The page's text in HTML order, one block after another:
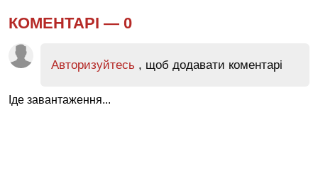
КОМЕНТАРІ — 0
Авторизуйтесь , щоб додавати коментарі
Іде завантаження...